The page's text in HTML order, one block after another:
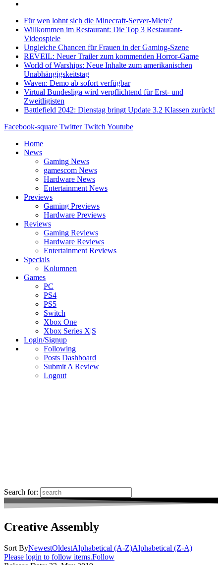
Für wen lohnt sich die Minecraft-Server-Miete?
Willkommen im Restaurant: Die Top 3 Restaurant-
Videospiele
Ungleiche Chancen für Frauen in der Gaming-Szene
REVEIL: Neuer Trailer zum kommenden Horror-Game
World of Warships: Neue Inhalte zum amerikanischen
Unabhängigskeitstag
Waven: Demo ab sofort verfügbar
Virtual Bundesliga wird verpflichtend für Erst- und
Zweitligisten
Battlefield 2042: Dienstag bringt Update 3.2 Klassen zurück!
Facebook-square Twitter Twitch Youtube
Home
News
Gaming News
gamescom News
Hardware News
Entertainment News
Previews
Gaming Previews
Hardware Previews
Reviews
Gaming Reviews
Hardware Reviews
Entertainment Reviews
Specials
Kolumnen
Games
PC
PS4
PS5
Switch
Xbox One
Xbox Series X|S
Login/Signup
Following
Posts Dashboard
Submit A Review
Logout
Search for:
Creative Assembly
Sort ByNewestOldestAlphabetical (A-Z)Alphabetical (Z-A)
Please login to follow items.Follow